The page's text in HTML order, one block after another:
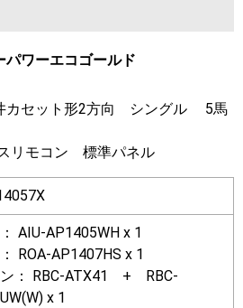
ワーエコゴールド
カセット形2方向 シングル 5馬
リモコン 標準パネル
AIU-AP1405WH x 1
ROA-AP1407HS x 1
ン： RBC-ATX41 + RBC-
x 1